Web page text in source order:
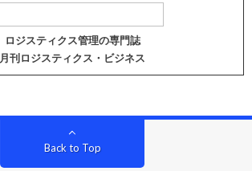
ロジスティクス管理の専門誌
月刊ロジスティクス・ビジネス
Back to Top